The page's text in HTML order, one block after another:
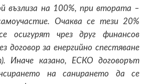
възлиза на 100%, при втората –
Очаква се тези 20%
осигурят чрез друг финансов
договор за енергийно спестяване
Иначе казано, ЕСКО договорът
на санирането да се